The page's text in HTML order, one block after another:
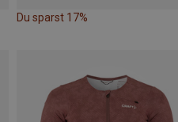
Du sparst 17%